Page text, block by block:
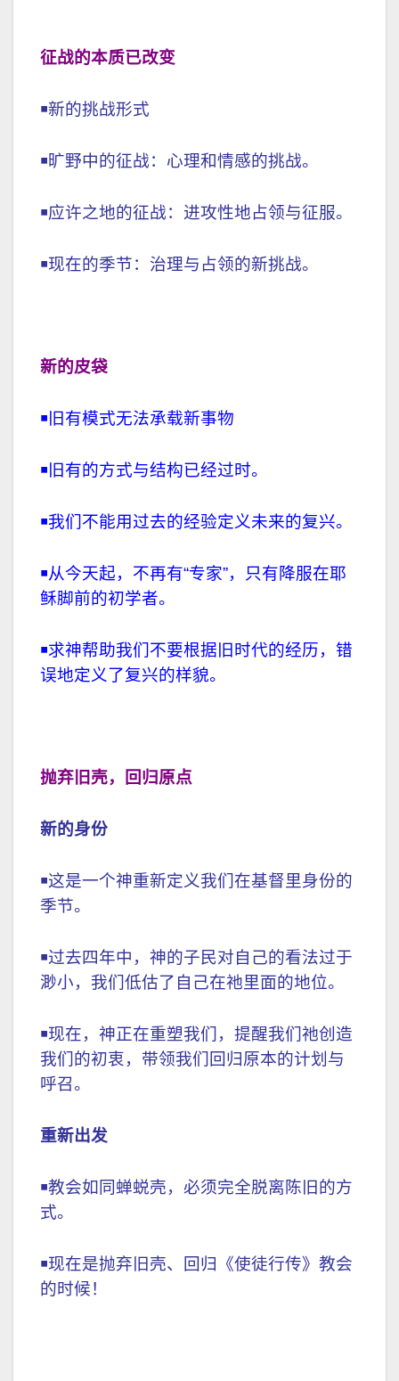
征战的本质已改变
￭新的挑战形式
￭旷野中的征战：心理和情感的挑战。
￭应许之地的征战：进攻性地占领与征服。
￭现在的季节：治理与占领的新挑战。
新的皮袋
￭ 旧有模式无法承载新事物
￭ 旧有的方式与结构已经过时。
￭我们不能用过去的经验定义未来的复兴。
￭从今天起，不再有“专家”，只有降服在耶
稣脚前的初学者。
￭求神帮助我们不要根据旧时代的经历，错
误地定义了复兴的样貌。
抛弃旧壳，回归原点
新的身份
￭这是一个神重新定义我们在基督里身份的
季节。
￭过去四年中，神的子民对自己的看法过于
渺小，我们低估了自己在祂里面的地位。
￭现在，神正在重塑我们，提醒我们祂创造
我们的初衷，带领我们回归原本的计划与
呼召。
重新出发
￭教会如同蝉蜕壳，必须完全脱离陈旧的方
式。
￭现在是抛弃旧壳、回归《使徒行传》教会
的时候！